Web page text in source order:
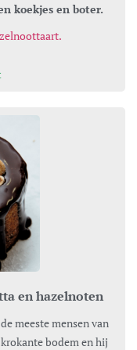
koekjes en boter.
en hazelnoten
bodem en hij